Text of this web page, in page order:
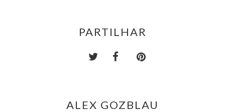
PARTILHAR
ALEX GOZBLAU